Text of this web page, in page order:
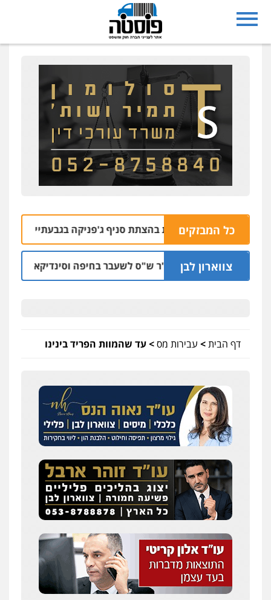
כל המבזקים
בחשד למעורבות בהצתת סניף ג'פניקה בגבעתיים
צווארון לבן
כתב אישום: יו"ר ש"ס לשעבר בחיפה וסינדיקאט
דף הבית> עבירות מס>עד שהמוות הפריד בינינו